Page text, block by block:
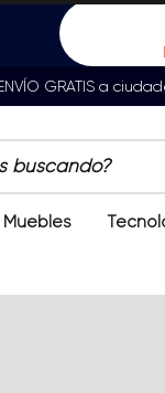
GRATIS a
Muebles